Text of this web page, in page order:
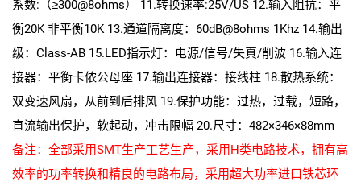
系数:（≥300@8ohms） 11.转换速率:25V/US 12.输入阻抗：平
衡20K 非平衡10K 13.通道隔离度：60dB@8ohms 1Khz 14.输出
级：Class-AB 15.LED指示灯：电源/信号/失真/削波 16.输入连
接器：平衡卡侬公母座 17.输出连接器：接线柱 18.散热系统：
双变速风扇，从前到后排风 19.保护功能：过热，过载，短路，
直流输出保护，软起动，冲击限幅 20.尺寸：482×346×88mm
备注：全部采用SMT生产工艺生产，采用H类电路技术，拥有高
效率的功率转换和精良的电路布局，采用超大功率进口铁芯环